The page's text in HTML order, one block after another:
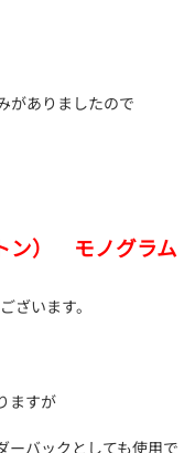
がありましたので
ン） モノグラム
ざいます。
ますが
ーバックとしても使用で